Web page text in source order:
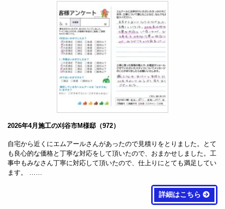
2026年4月施工の刈谷市M様邸（972）
自宅から近くにエムアールさんがあったので見積りをとりました。とて
も良心的な価格と丁寧な対応をして頂いたので、おまかせしました。工
事中もみなさん丁寧に対応して頂いたので、仕上りにとても満足してい
ます。 ……
詳細はこちら